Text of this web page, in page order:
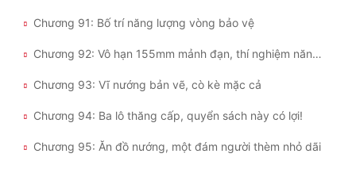
Chương 91: Bố trí năng lượng vòng bảo vệ
Chương 92: Vô hạn 155mm mảnh đạn, thí nghiệm năng lượng vòng bảo vệ
Chương 93: Vĩ nướng bản vẽ, cò kè mặc cả
Chương 94: Ba lô thăng cấp, quyển sách này có lợi!
Chương 95: Ăn đồ nướng, một đám người thèm nhỏ dãi